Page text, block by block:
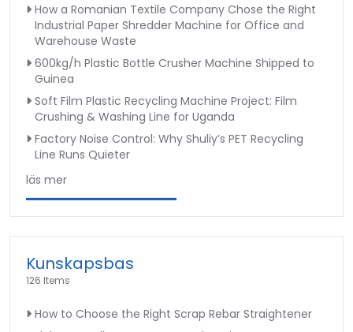
How a Romanian Textile Company Chose the Right
Industrial Paper Shredder Machine for Office and
Warehouse Waste
600kg/h Plastic Bottle Crusher Machine Shipped to
Guinea
Soft Film Plastic Recycling Machine Project: Film
Crushing & Washing Line for Uganda
Factory Noise Control: Why Shuliy’s PET Recycling
Line Runs Quieter
läs mer
Kunskapsbas
126 Items
How to Choose the Right Scrap Rebar Straightener